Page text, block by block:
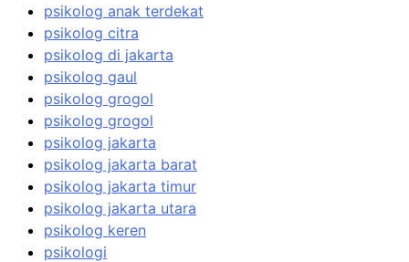
psikolog anak terdekat
psikolog citra
psikolog di jakarta
psikolog gaul
psikolog grogol
psikolog grogol
psikolog jakarta
psikolog jakarta barat
psikolog jakarta timur
psikolog jakarta utara
psikolog keren
psikologi